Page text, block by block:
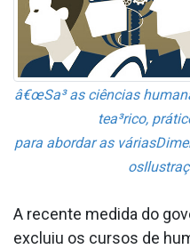
â€œSa³ as ciências
tea³rico,
para abordar as
A recente medida do
excluiu os cursos de